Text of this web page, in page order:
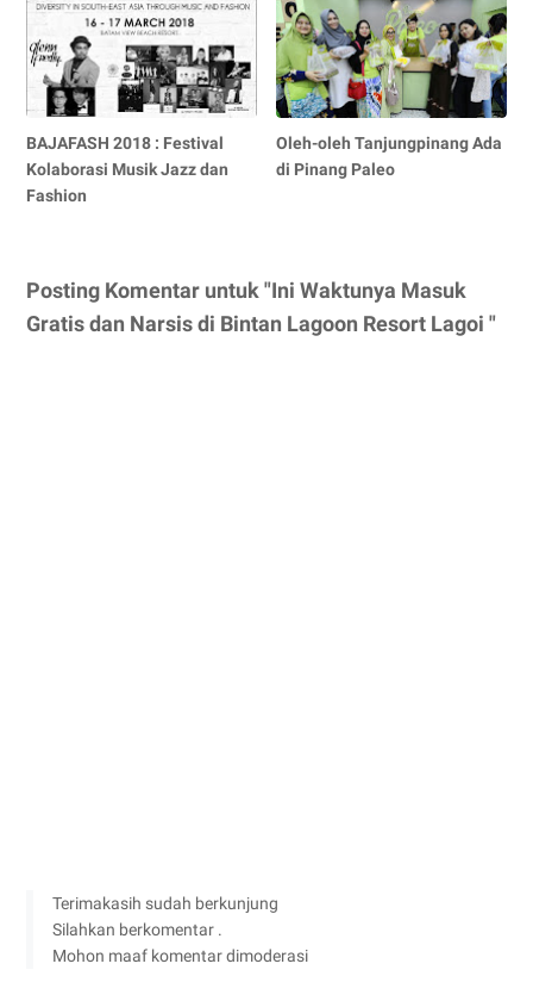
BAJAFASH 2018 : Festival
Kolaborasi Musik Jazz dan
Fashion
Oleh-oleh Tanjungpinang Ada
di Pinang Paleo
Posting Komentar untuk "Ini Waktunya Masuk
Gratis dan Narsis di Bintan Lagoon Resort Lagoi "
Terimakasih sudah berkunjung
Silahkan berkomentar .
Mohon maaf komentar dimoderasi